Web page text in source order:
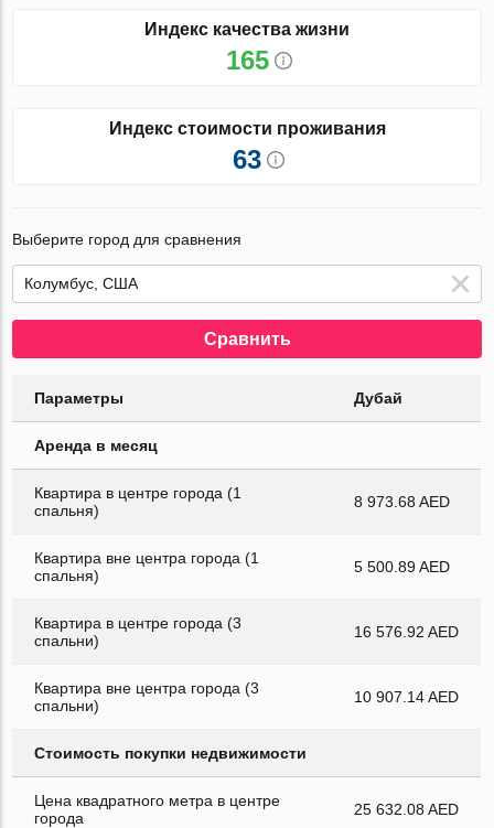
Индекс качества жизни
165
Индекс стоимости проживания
63
Выберите город для сравнения
Сравнить
Параметры Дубай
Аренда в месяц
Квартира в центре города (1
спальня)
8 973.68 AED
Квартира вне центра города (1
спальня)
5 500.89 AED
Квартира в центре города (3
спальни)
16 576.92 AED
Квартира вне центра города (3
спальни)
10 907.14 AED
Стоимость покупки недвижимости
Цена квадратного метра в центре
города
25 632.08 AED